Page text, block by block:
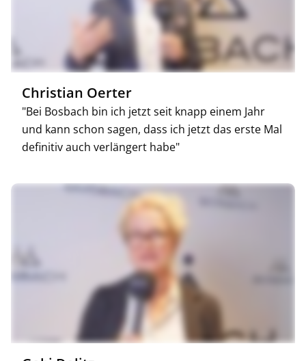
Christian Oerter
"Bei Bosbach bin ich jetzt seit knapp einem Jahr
und kann schon sagen, dass ich jetzt das erste Mal
definitiv auch verlängert habe"